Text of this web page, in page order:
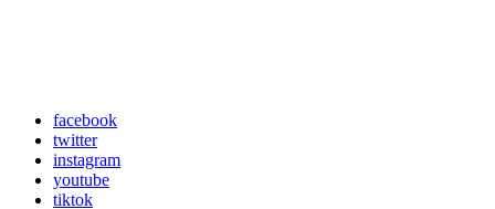
facebook
twitter
instagram
youtube
tiktok